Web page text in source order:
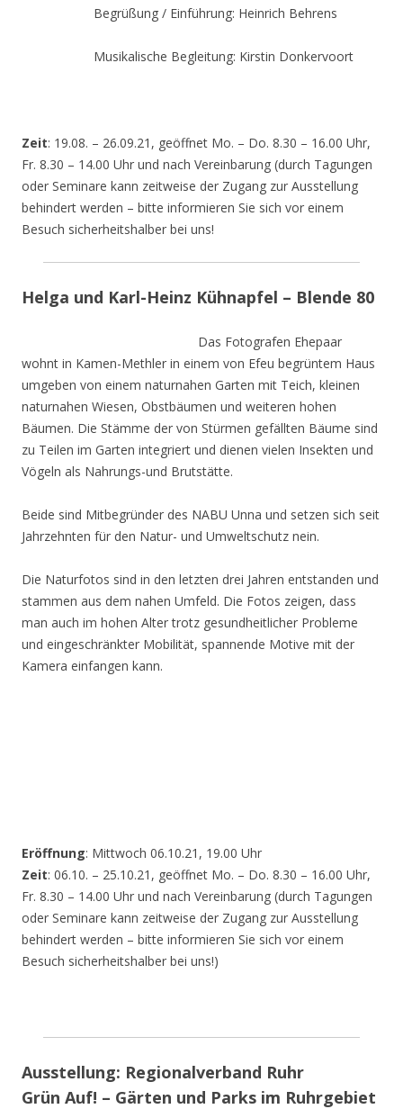
Begrüßung / Einführung: Heinrich Behrens
Musikalische Begleitung: Kirstin Donkervoort
Zeit: 19.08. – 26.09.21, geöffnet Mo. – Do. 8.30 – 16.00 Uhr,
Fr. 8.30 – 14.00 Uhr und nach Vereinbarung (durch Tagungen
oder Seminare kann zeitweise der Zugang zur Ausstellung
behindert werden – bitte informieren Sie sich vor einem
Besuch sicherheitshalber bei uns!
Helga und Karl-Heinz Kühnapfel – Blende 80
Das Fotografen Ehepaar
wohnt in Kamen-Methler in einem von Efeu begrüntem Haus
umgeben von einem naturnahen Garten mit Teich, kleinen
naturnahen Wiesen, Obstbäumen und weiteren hohen
Bäumen. Die Stämme der von Stürmen gefällten Bäume sind
zu Teilen im Garten integriert und dienen vielen Insekten und
Vögeln als Nahrungs-und Brutstätte.
Beide sind Mitbegründer des NABU Unna und setzen sich seit
Jahrzehnten für den Natur- und Umweltschutz nein.
Die Naturfotos sind in den letzten drei Jahren entstanden und
stammen aus dem nahen Umfeld. Die Fotos zeigen, dass
man auch im hohen Alter trotz gesundheitlicher Probleme
und eingeschränkter Mobilität, spannende Motive mit der
Kamera einfangen kann.
Eröffnung: Mittwoch 06.10.21, 19.00 Uhr
Zeit: 06.10. – 25.10.21, geöffnet Mo. – Do. 8.30 – 16.00 Uhr,
Fr. 8.30 – 14.00 Uhr und nach Vereinbarung (durch Tagungen
oder Seminare kann zeitweise der Zugang zur Ausstellung
behindert werden – bitte informieren Sie sich vor einem
Besuch sicherheitshalber bei uns!)
Ausstellung: Regionalverband Ruhr
Grün Auf! – Gärten und Parks im Ruhrgebiet